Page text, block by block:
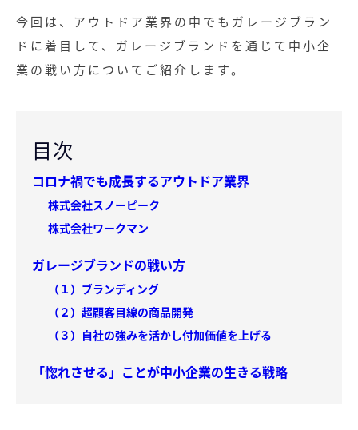
今回は、アウトドア業界の中でもガレージブラン
ドに着目して、ガレージブランドを通じて中小企
業の戦い方についてご紹介します。
目次
コロナ禍でも成長するアウトドア業界
株式会社スノーピーク
株式会社ワークマン
ガレージブランドの戦い方
（１）ブランディング
（２）超顧客目線の商品開発
（３）自社の強みを活かし付加価値を上げる
「惚れさせる」ことが中小企業の生きる戦略